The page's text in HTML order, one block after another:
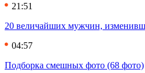
21:51
20 величайших мужчин,
04:57
Подборка смешных фото (68 фото)